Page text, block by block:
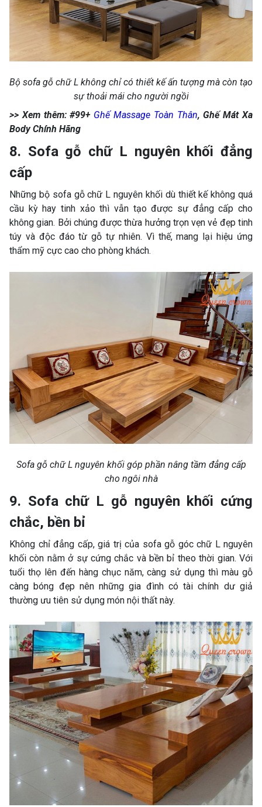
Bộ sofa gỗ chữ L không chỉ có thiết kế ấn tượng mà còn tạo
sự thoải mái cho người ngồi
>> Xem thêm: #99+ Ghế Massage Toàn Thân, Ghế Mát Xa
Body Chính Hãng
8. Sofa gỗ chữ L nguyên khối đẳng
cấp
Những bộ sofa gỗ chữ L nguyên khối dù thiết kế không quá
cầu kỳ hay tinh xảo thì vẫn tạo được sự đẳng cấp cho
không gian. Bởi chúng được thừa hưởng trọn vẹn vẻ đẹp tinh
túy và độc đáo từ gỗ tự nhiên. Vì thế, mang lại hiệu ứng
thẩm mỹ cực cao cho phòng khách.
Sofa gỗ chữ L nguyên khối góp phần nâng tầm đẳng cấp
cho ngôi nhà
9. Sofa chữ L gỗ nguyên khối cứng
chắc, bền bỉ
Không chỉ đẳng cấp, giá trị của sofa gỗ góc chữ L nguyên
khối còn nằm ở sự cứng chắc và bền bỉ theo thời gian. Với
tuổi thọ lên đến hàng chục năm, càng sử dụng thì màu gỗ
càng bóng đẹp nên những gia đình có tài chính dư giả
thường ưu tiên sử dụng món nội thất này.